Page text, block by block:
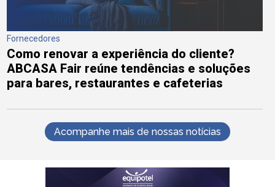
Fornecedores
Como renovar a experiência do cliente?
ABCASA Fair reúne tendências e soluções
para bares, restaurantes e cafeterias
Acompanhe mais de nossas notícias